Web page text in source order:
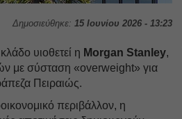
Δημοσιεύθηκε: 15 Ιουνίου 2026 - 13:23
υιοθετεί η Morgan Stanley,
με σύσταση «overweight» για
Πειραιώς.
περιβάλλον, η